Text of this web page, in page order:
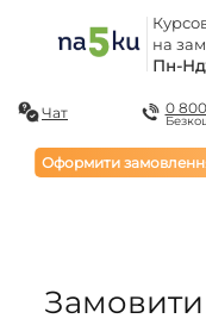
на
Пн-
Чат 0
Оформити